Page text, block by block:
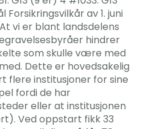
Forsikringsvilkår av 1. juni
vi er blant landsdelens
hindrer
som skulle være med
Dette er hovedsakelig
flere institusjoner for sine
fordi de har
eller at institusjonen
Ved oppstart fikk 33